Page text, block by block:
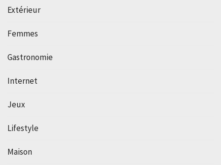
Extérieur
Femmes
Gastronomie
Internet
Jeux
Lifestyle
Maison